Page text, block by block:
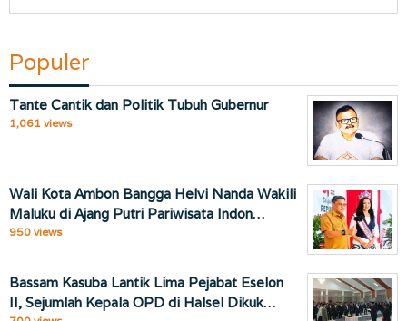
Populer
Tante Cantik dan Politik Tubuh Gubernur
1,061 views
Wali Kota Ambon Bangga Helvi Nanda Wakili
Maluku di Ajang Putri Pariwisata Indon…
950 views
Bassam Kasuba Lantik Lima Pejabat Eselon
II, Sejumlah Kepala OPD di Halsel Dikuk…